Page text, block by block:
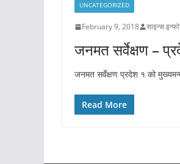
UNCATEGORIZED
February 9, 2018 साइन्स
जनमत सर्वेक्षण –
जनमत सर्वेक्षण प्रदेश १ को
Read More